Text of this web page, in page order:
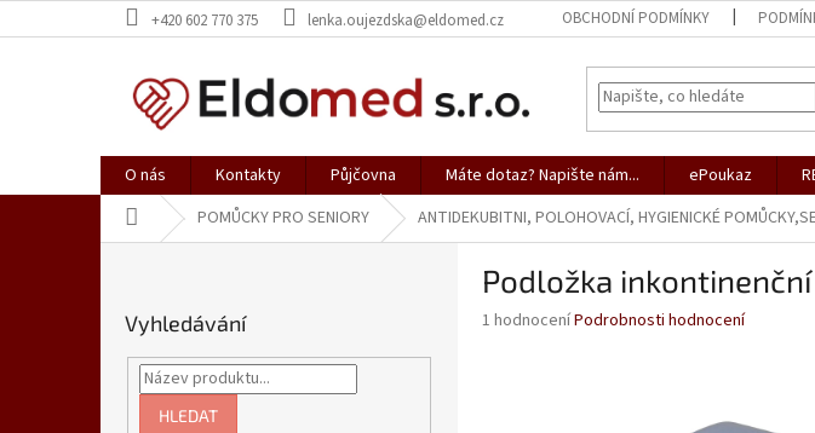
na
+420 602 770 375 lenka.oujezdska@eldomed.cz OBCHODNÍ PODMÍNKY
O nás Kontakty Půjčovna Máte dotaz? Napište nám... ePoukaz
Domů POMŮCKY PRO SENIORY ANTIDEKUBITNI, POLOHOVACÍ, HYGIENICKÉ
Vyhledávání
HLEDAT
Podložka
Průměrné
1 hodnoceníPodrobnosti hodnocení